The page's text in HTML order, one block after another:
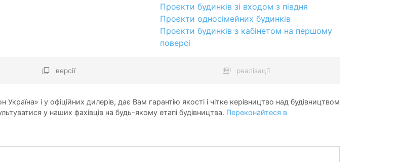
Проєкти будинків зі входом з півдня
Проєкти односімейних будинків
Проєкти будинків з кабінетом на першому
поверсі
версії реалізації
і у офіційних дилерів, дає Вам гарантію якості і чітке керівництво над будівництвом
у наших фахівців на будь-якому етапі будівництва. Переконайтеся в